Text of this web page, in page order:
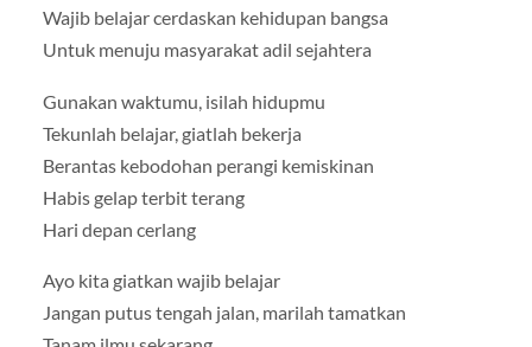
Wajib belajar cerdaskan kehidupan bangsa
Untuk menuju masyarakat adil sejahtera
Gunakan waktumu, isilah hidupmu
Tekunlah belajar, giatlah bekerja
Berantas kebodohan perangi kemiskinan
Habis gelap terbit terang
Hari depan cerlang
Ayo kita giatkan wajib belajar
Jangan putus tengah jalan, marilah tamatkan